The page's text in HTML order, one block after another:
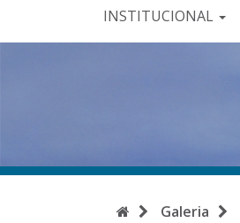
INSTITUCIONAL
InícioGaleria